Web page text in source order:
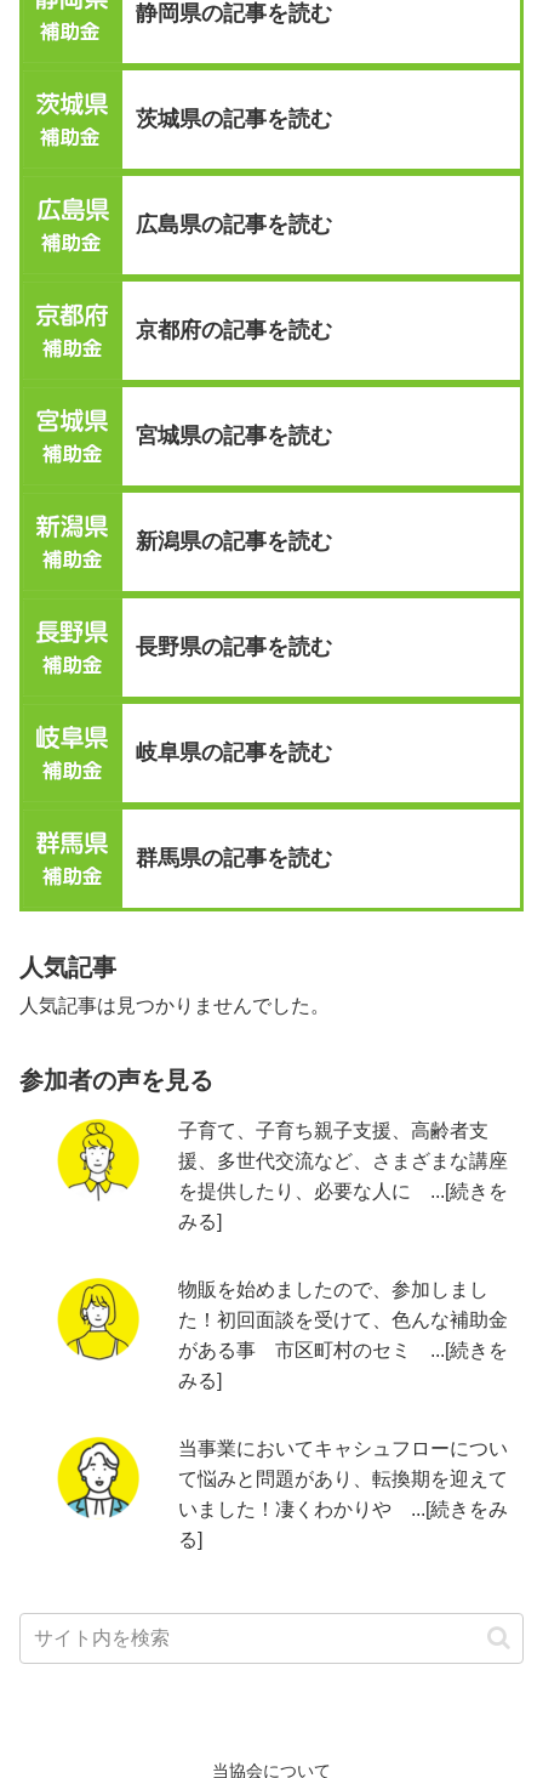
静岡県の記事を読む
茨城県の記事を読む
広島県の記事を読む
京都府の記事を読む
宮城県の記事を読む
新潟県の記事を読む
長野県の記事を読む
岐阜県の記事を読む
群馬県の記事を読む
人気記事
人気記事は見つかりませんでした。
参加者の声を見る
子育て、子育ち親子支援、高齢者支
援、多世代交流など、さまざまな講座
を提供したり、必要な人に ...[続きを
みる]
物販を始めましたので、参加しまし
た！初回面談を受けて、色んな補助金
がある事 市区町村のセミ ...[続きを
みる]
当事業においてキャシュフローについ
て悩みと問題があり、転換期を迎えて
いました！凄くわかりや ...[続きをみ
る]
当協会について